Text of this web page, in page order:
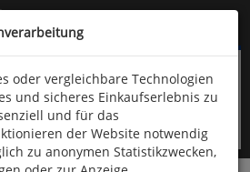
überspringen
(06766) 9323-960
oder vergleichbare Technologien
und sicheres Einkaufserlebnis zu
und für das
der Website notwendig
zu anonymen Statistikzwecken,